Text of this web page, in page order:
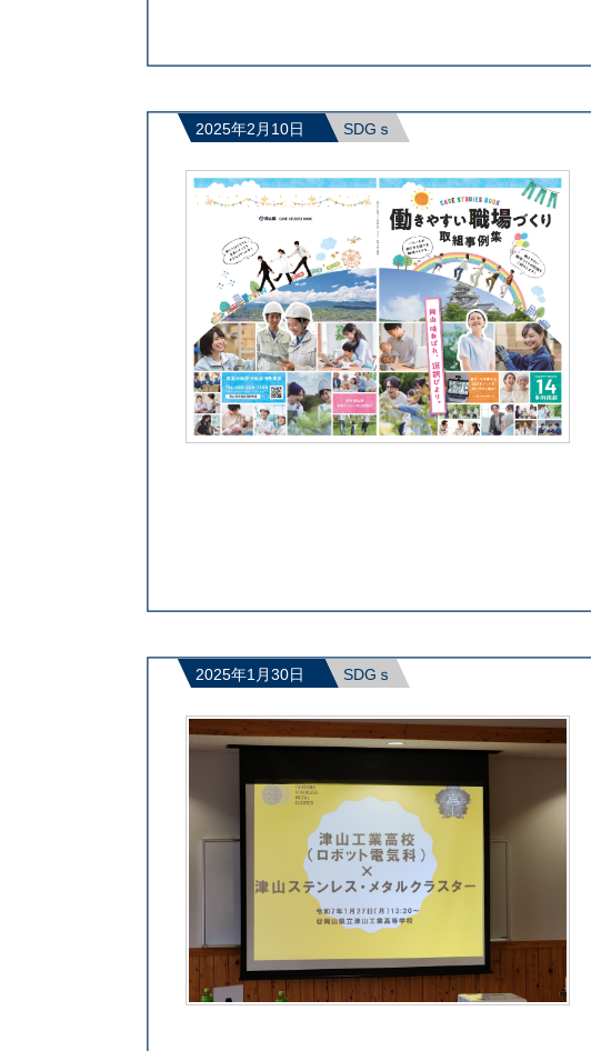
2025年2月10日 SDGｓ
2025年1月30日 SDGｓ